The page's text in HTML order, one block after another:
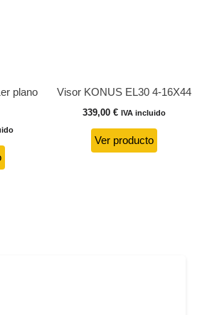
plano
Visor KONUS EL30 4-16X44
339,00 € IVA incluido
Ver producto